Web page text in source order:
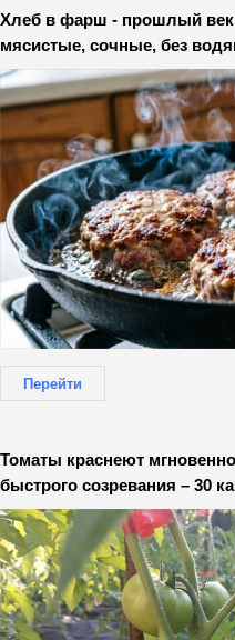
Хлеб в фарш - прошлый
мясистые, сочные, без
Перейти
Томаты краснеют
быстрого созревания – 30